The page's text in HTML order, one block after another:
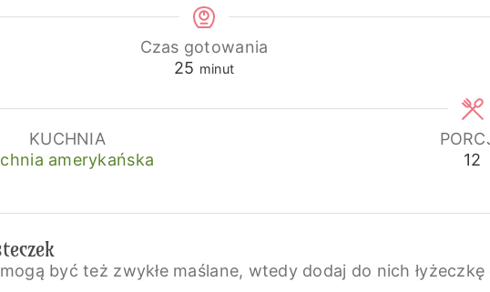
Czas gotowania
25 minuty
minut
KUCHNIA
amerykańska
12
być też zwykłe maślane, wtedy dodaj do nich